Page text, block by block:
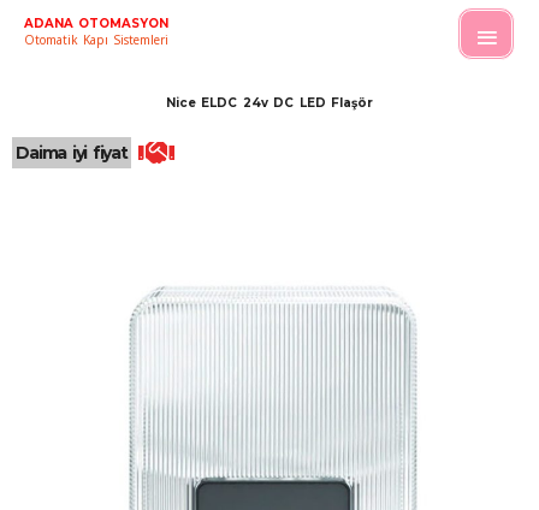
ADANA OTOMASYON
Otomatik Kapı Sistemleri
ANA
Nice ELDC 24v DC LED Flaşör
Daima iyi fiyat